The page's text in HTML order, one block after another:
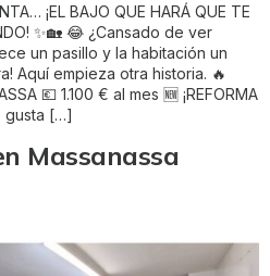
¡EL BAJO QUE HARÁ QUE TE
✨🏡 😂 ¿Cansado de ver
un pasillo y la habitación un
Aquí empieza otra historia. 🔥
💶 1.100 € al mes 🆕 ¡REFORMA
gusta […]
Massanassa